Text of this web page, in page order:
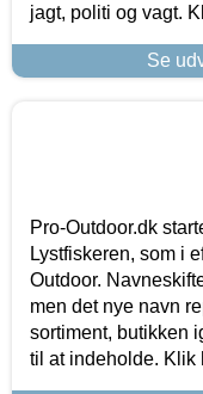
jagt, politi og vagt.
Se
Pro-Outdoor.dk
Lystfiskeren, som i
Outdoor.
men det nye navn
sortiment, butikken
til at indeholde. Klik